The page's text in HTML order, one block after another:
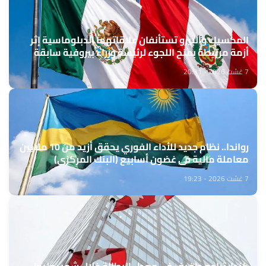
المكسيك والبيرو تستأنفان علاقاتهما الدبلوماسية إثر
أزمة مرتبطة بمنح اللجوء لرئيسة وزراء بيروفية سابقة
7 غشت 2026 - 20:31
رواندا.. نظام جديد للأداء الفوري يحقق أزيد من 10 ملايين
معاملة مالية في غضون أسابيع (البنك المركزي)
7 غشت 2026 - 19:23